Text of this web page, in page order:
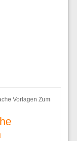
Vorlagen Zum